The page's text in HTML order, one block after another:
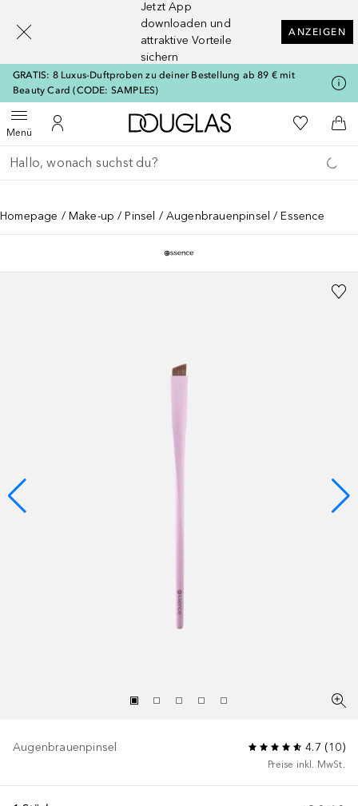
Jetzt App
downloaden und
attraktive Vorteile
sichern
ANZEIGEN
GRATIS: 8 Luxus-Duftproben zu deiner Bestellung ab 89 € mit
Beauty Card (CODE: SAMPLES)
MenüMenü öffnenZu Meinem Kundenkonto
Zur Douglas Startseite
Zu Meiner
Gehe zurück
Suche ausführen
Homepage Make-up Pinsel Augenbrauenpinsel Essence
Augenbrauenpinsel 4.7 (10)
Preise inkl. MwSt.
[navigation.slideout.screenreader]